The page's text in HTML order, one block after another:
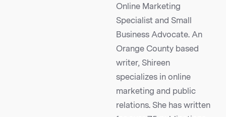
Online Marketing
Specialist and Small
Business Advocate. An
Orange County based
writer, Shireen
specializes in online
marketing and public
relations. She has written